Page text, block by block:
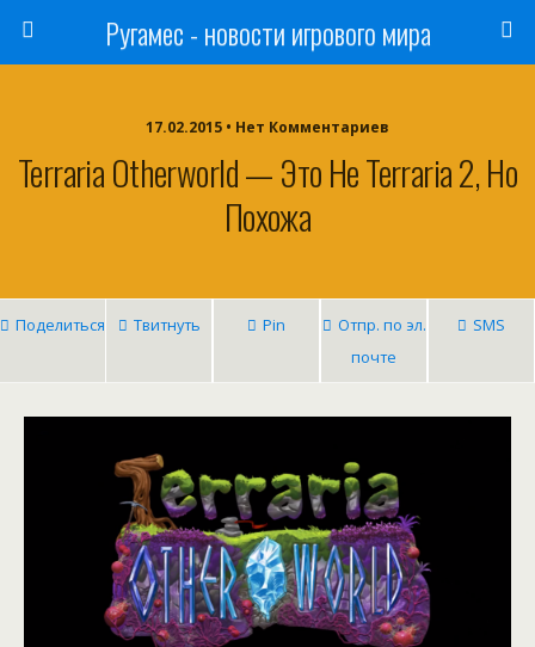
Ругамес - новости игрового мира
17.02.2015 • Нет Комментариев
Terraria Otherworld — Это Не Terraria 2, Но
Похожа
Поделиться Твитнуть Pin
Отпр. по эл.
почте
SMS